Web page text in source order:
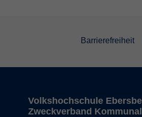
Barrierefreiheit
Volkshochschule
Zweckverband